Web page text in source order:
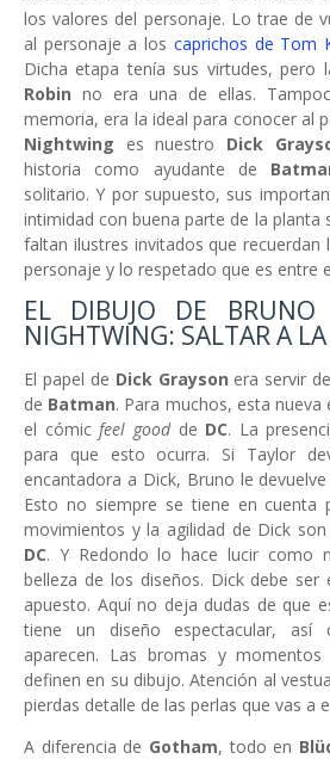
los valores del personaje. Lo trae de
al personaje a los caprichos de Tom
Dicha etapa tenía sus virtudes, pero
Robin no era una de ellas.
memoria, era la ideal para conocer al
Nightwing es nuestro Dick
historia como ayudante de
solitario. Y por supuesto, sus
intimidad con buena parte de la planta
faltan ilustres invitados que
personaje y lo respetado que es entre
EL DIBUJO DE BRUNO
NIGHTWING: SALTAR A
El papel de Dick Grayson era servir
de Batman. Para muchos, esta
el cómicfeel goodde DC. La
para que esto ocurra. Si Taylor
encantadora a Dick, Bruno le
Esto no siempre se tiene en cuenta
movimientos y la agilidad de Dick
DC. Y Redondo lo hace lucir como
belleza de los diseños. Dick debe ser
apuesto. Aquí no deja dudas de que
tiene un diseño espectacular,
aparecen. Las bromas y
definen en su dibujo. Atención al
pierdas detalle de las perlas que vas a
A diferencia de Gotham, todo en